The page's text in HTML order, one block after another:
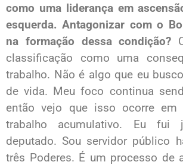
como uma liderança em
esquerda. Antagonizar com o
na formação dessa condição?
classificação como uma
trabalho. Não é algo que eu
de vida. Meu foco continua
então vejo que isso ocorre
trabalho acumulativo. Eu fui
deputado. Sou servidor público
três Poderes. É um processo de